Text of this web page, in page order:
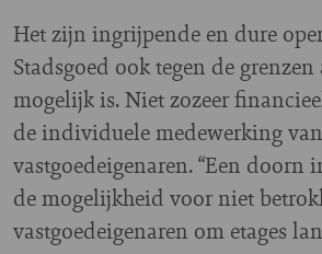
Het zijn ingrijpende en dure
Stadsgoed ook tegen de
mogelijk is. Niet zozeer
de individuele medewerking
vastgoedeigenaren. “Een doorn
de mogelijkheid voor niet
vastgoedeigenaren om etages